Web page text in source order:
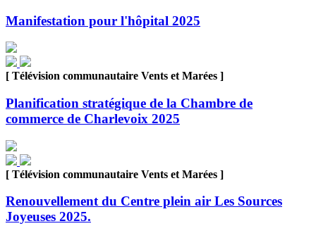
Manifestation pour l'hôpital 2025
[ Télévision communautaire Vents et Marées ]
Planification stratégique de la Chambre de
commerce de Charlevoix 2025
[ Télévision communautaire Vents et Marées ]
Renouvellement du Centre plein air Les Sources
Joyeuses 2025.